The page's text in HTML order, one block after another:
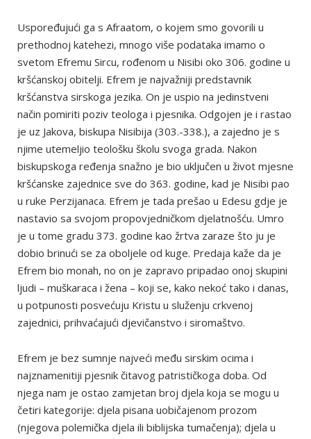
Uspoređujući ga s Afraatom, o kojem smo govorili u
prethodnoj katehezi, mnogo više podataka imamo o
svetom Efremu Sircu, rođenom u Nisibi oko 306. godine u
kršćanskoj obitelji. Efrem je najvažniji predstavnik
kršćanstva sirskoga jezika. On je uspio na jedinstveni
način pomiriti poziv teologa i pjesnika. Odgojen je i rastao
je uz Jakova, biskupa Nisibija (303.-338.), a zajedno je s
njime utemeljio teološku školu svoga grada. Nakon
biskupskoga ređenja snažno je bio uključen u život mjesne
kršćanske zajednice sve do 363. godine, kad je Nisibi pao
u ruke Perzijanaca. Efrem je tada prešao u Edesu gdje je
nastavio sa svojom propovjedničkom djelatnošću. Umro
je u tome gradu 373. godine kao žrtva zaraze što ju je
dobio brinući se za oboljele od kuge. Predaja kaže da je
Efrem bio monah, no on je zapravo pripadao onoj skupini
ljudi – muškaraca i žena – koji se, kako nekoć tako i danas,
u potpunosti posvećuju Kristu u služenju crkvenoj
zajednici, prihvaćajući djevičanstvo i siromaštvo.
Efrem je bez sumnje najveći među sirskim ocima i
najznamenitiji pjesnik čitavog patrističkoga doba. Od
njega nam je ostao zamjetan broj djela koja se mogu u
četiri kategorije: djela pisana uobičajenom prozom
(njegova polemička djela ili biblijska tumačenja); djela u